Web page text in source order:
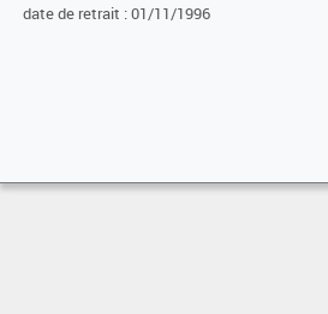
date de retrait : 01/11/1996